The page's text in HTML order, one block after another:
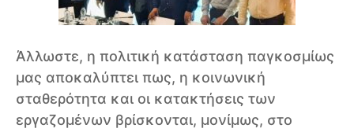
Άλλωστε, η πολιτική κατάσταση παγκοσμίως
μας αποκαλύπτει πως, η κοινωνική
σταθερότητα και οι κατακτήσεις των
εργαζομένων βρίσκονται, μονίμως, στο